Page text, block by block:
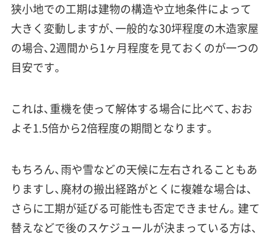
狭小地での工期は建物の構造や立地条件によって
大きく変動しますが、一般的な30坪程度の木造家屋
の場合、2週間から1ヶ月程度を見ておくのが一つの
目安です。
これは、重機を使って解体する場合に比べて、おお
よそ1.5倍から2倍程度の期間となります。
もちろん、雨や雪などの天候に左右されることもあ
りますし、廃材の搬出経路がとくに複雑な場合は、
さらに工期が延びる可能性も否定できません。建て
替えなどで後のスケジュールが決まっている方は、